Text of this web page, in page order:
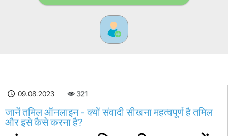
09.08.2023 321
जानें तमिल ऑनलाइन - क्यों संवादी सीखना महत्वपूर्ण है तमिल
और इसे कैसे करना है?